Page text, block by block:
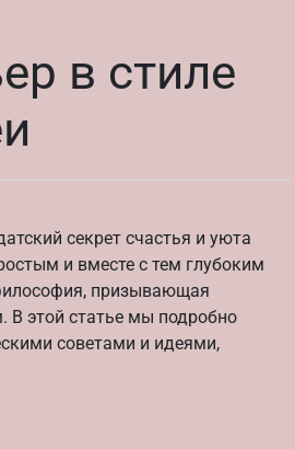
в стиле
секрет счастья и уюта
и вместе с тем глубоким
призывающая
В этой статье мы подробно
советами и идеями,